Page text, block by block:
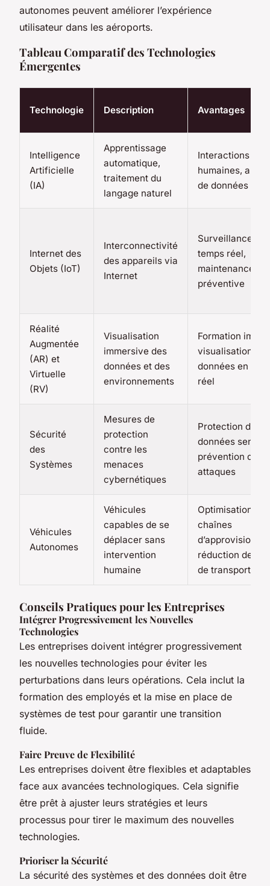
autonomes peuvent améliorer l’expérience
utilisateur dans les aéroports.
Tableau Comparatif des Technologies
Émergentes
Technologie Description Avantages
Intelligence
Artificielle
(IA)
Apprentissage
automatique,
traitement du
langage naturel
Interactions plus
humaines,
de données
Internet des
Objets (IoT)
Interconnectivité
des appareils via
Internet
Surveillance en
temps réel,
maintenance
préventive
Réalité
Augmentée
(AR) et
Virtuelle
(RV)
Visualisation
immersive des
données et des
environnements
Formation
visualisation des
données en
réel
Sécurité
des
Systèmes
Mesures de
protection
contre les
menaces
cybernétiques
Protection des
données
prévention des
attaques
Véhicules
Autonomes
Véhicules
capables de se
déplacer sans
intervention
humaine
Optimisation des
chaînes
réduction des
de transport
Conseils Pratiques pour les Entreprises
Intégrer Progressivement les Nouvelles
Technologies
Les entreprises doivent intégrer progressivement
les nouvelles technologies pour éviter les
perturbations dans leurs opérations. Cela inclut la
formation des employés et la mise en place de
systèmes de test pour garantir une transition
fluide.
Faire Preuve de Flexibilité
Les entreprises doivent être flexibles et adaptables
face aux avancées technologiques. Cela signifie
être prêt à ajuster leurs stratégies et leurs
processus pour tirer le maximum des nouvelles
technologies.
Prioriser la Sécurité
La sécurité des systèmes et des données doit être